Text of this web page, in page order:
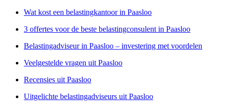
Wat kost een belastingkantoor in Paasloo
3 offertes voor de beste belastingconsulent in Paasloo
Belastingadviseur in Paasloo – investering met voordelen
Veelgestelde vragen uit Paasloo
Recensies uit Paasloo
Uitgelichte belastingadviseurs uit Paasloo